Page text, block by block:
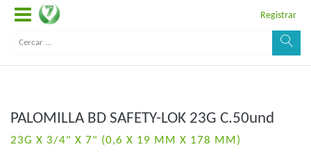
Registrar
PALOMILLA BD SAFETY-LOK 23G C.50und
23G X 3/4" X 7" (0,6 X 19 MM X 178 MM)